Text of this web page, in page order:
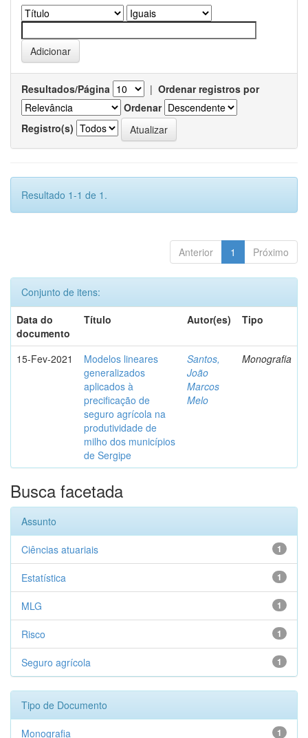
Resultados/Página | Ordenar registros por
Ordenar
Registro(s)
Resultado 1-1 de 1.
Anterior 1 Próximo
Conjunto de itens:
Data do
documento
Título Autor(es) Tipo
15-Fev-2021
Modelos lineares
generalizados
aplicados à
precificação de
seguro agrícola na
produtividade de
milho dos municípios
de Sergipe
Santos,
João
Marcos
Melo
Monografia
Busca facetada
Assunto
1
Ciências atuariais
1
Estatística
1
MLG
1
Risco
1
Seguro agrícola
Tipo de Documento
1
Monografia